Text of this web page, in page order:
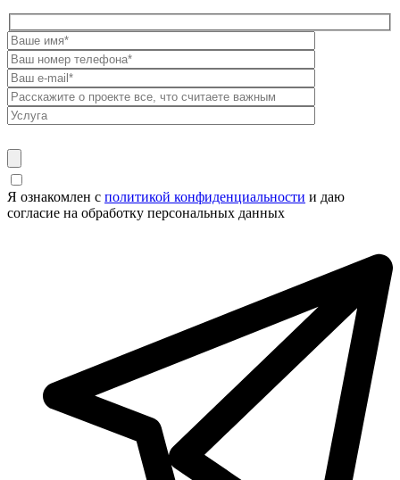
Я ознакомлен с политикой конфиденциальности и даю
согласие на обработку персональных данных